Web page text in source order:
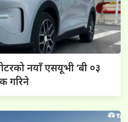
नयाँ एसयूभी ‘बी ०३
गरिने